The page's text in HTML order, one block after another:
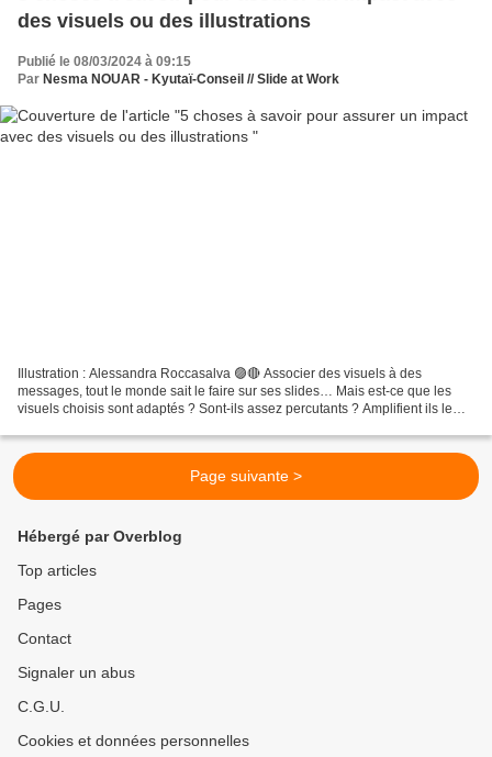
des visuels ou des illustrations
Publié le 08/03/2024 à 09:15
Par Nesma NOUAR - Kyutaï-Conseil // Slide at Work
Illustration : Alessandra Roccasalva 🟣🔴 Associer des visuels à des
messages, tout le monde sait le faire sur ses slides… Mais est-ce que les
visuels choisis sont adaptés ? Sont-ils assez percutants ? Amplifient ils le
Page suivante >
Hébergé par Overblog
Top articles
Pages
Contact
Signaler un abus
C.G.U.
Cookies et données personnelles